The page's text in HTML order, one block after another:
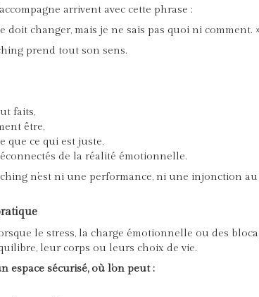
arrivent avec cette phrase :
doit changer, mais je ne sais pas quoi ni comment.
prend tout son sens.
faits,
être,
que ce qui est juste,
de la réalité émotionnelle.
n’est ni une performance, ni une injonction au
le stress, la charge émotionnelle ou des
leur corps ou leurs choix de vie.
espace sécurisé, où l’on peut :